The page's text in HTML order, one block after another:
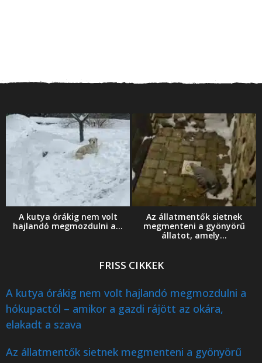
A kutya órákig nem volt
hajlandó megmozdulni a...
Az állatmentők sietnek
megmenteni a gyönyörű
állatot, amely...
FRISS CIKKEK
A kutya órákig nem volt hajlandó megmozdulni a
hókupactól – amikor a gazdi rájött az okára,
elakadt a szava
Az állatmentők sietnek megmenteni a gyönyörű